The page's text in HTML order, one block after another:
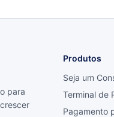
para
Produtos
Seja um
Terminal de
Pagamento